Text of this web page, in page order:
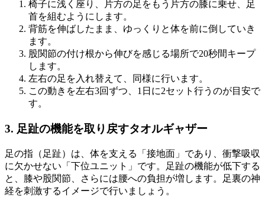
椅子に浅く座り、片方の足をもう片方の膝に乗せ、足
首を組むようにします。
背筋を伸ばしたまま、ゆっくりと体を前に倒していき
ます。
股関節の付け根から伸びを感じる場所で20秒間キープ
します。
左右の足を入れ替えて、同様に行います。
この動きを左右3回ずつ、1日に2セット行うのが目安で
す。
3. 足趾の機能を取り戻すタオルギャザー
足の指（足趾）は、体を支える「接地面」であり、衝撃吸収
に欠かせない「下位ユニット」です。足趾の機能が低下する
と、膝や股関節、さらには腰への負担が増します。足裏の神
経を刺激するイメージで行いましょう。